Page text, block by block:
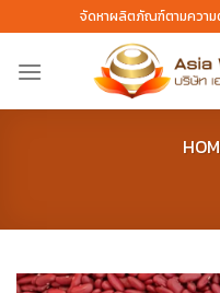
to
content
จัดหาผลิตภัณฑ์ตามความ